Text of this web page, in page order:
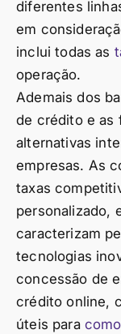
diferentes
em
inclui todas as
operação.
Ademais dos
de crédito e as
alternativas
empresas. As
taxas
personalizado,
caracterizam
tecnologias
concessão de
crédito online,
úteis para